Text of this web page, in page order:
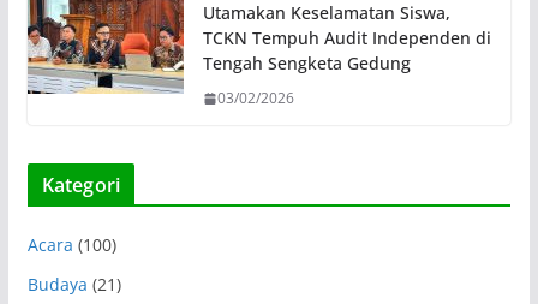
Utamakan Keselamatan Siswa,
TCKN Tempuh Audit Independen di
Tengah Sengketa Gedung
03/02/2026
Kategori
Acara (100)
Budaya (21)